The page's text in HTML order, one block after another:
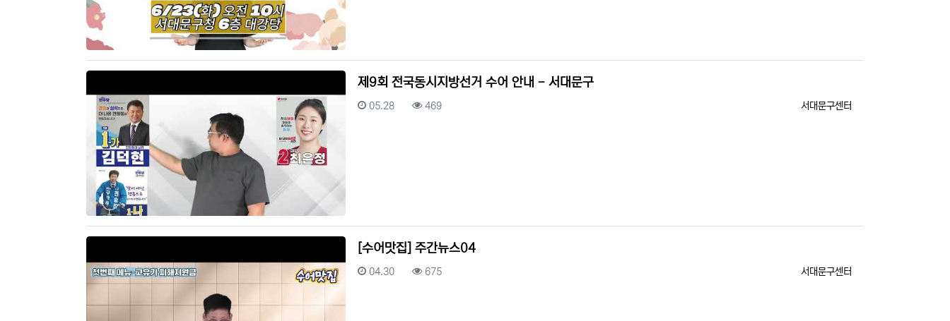
제9회 전국동시지방선거 수어 안내 - 서대문구
등록자
서대문구센터
등록일
05.28 조회
469
[수어맛집] 주간뉴스04
등록자
서대문구센터
등록일
04.30 조회
675